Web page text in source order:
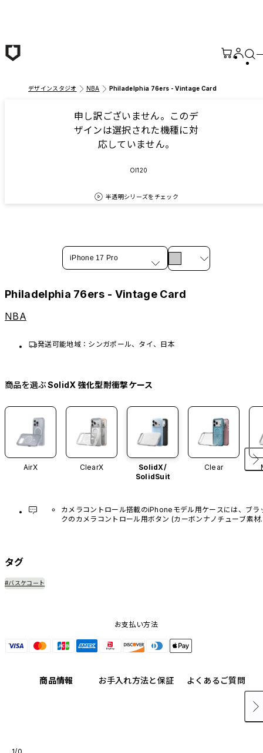
デザインスタジオ NBA Philadelphia 76ers - Vintage Card
申し訳ございません。このデ
ザインは選択された機種に対
応していません。
OI120
半透明シリーズをチェック
iPhone 17 Pro
Philadelphia 76ers - Vintage Card
NBA
発送可能地域：シンガポール、タイ、日本
商品を選ぶSolidX 強化型耐衝撃ケース
AirX ClearX
SolidX/
SolidSuit
Clear
カメラコントロール搭載のiPhoneモデル用ケースには、ブラ
クのカメラコントロール用ボタン (カーボンナノチューブ素材)
タグ
#バスケコート
お支払い方法
商品情報 お手入れ方法と保証 よくあるご質問